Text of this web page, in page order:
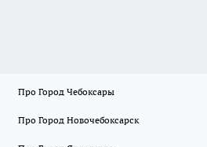
Про Город Чебоксары
Про Город Новочебоксарск